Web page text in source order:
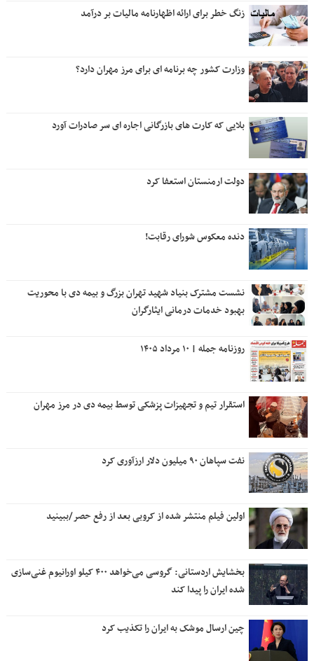
زنگ خطر برای ارائه اظهارنامه مالیات بر درآمد
وزارت کشور چه برنامه ای برای مرز مهران دارد؟
بلایی که کارت های بازرگانی اجاره ای سر صادرات آورد
دولت ارمنستان استعفا کرد
دنده معکوس شورای رقابت!
نشست مشترک بنیاد شهید تهران بزرگ و بیمه دی با محوریت
بهبود خدمات درمانی ایثارگران
روزنامه جمله | ۱۰ مرداد ۱۴۰۵
استقرار تیم و تجهیزات پزشکی توسط بیمه دی در مرز مهران
نفت سپاهان ۹۰ میلیون دلار ارزآوری کرد
اولین فیلم منتشر شده از کروبی بعد از رفع حصر/ببینید
بخشایش اردستانی: گروسی می‌خواهد ۴۰۰ کیلو اورانیوم غنی‌سازی
شده ایران را پیدا کند
چین ارسال موشک به ایران را تکذیب کرد